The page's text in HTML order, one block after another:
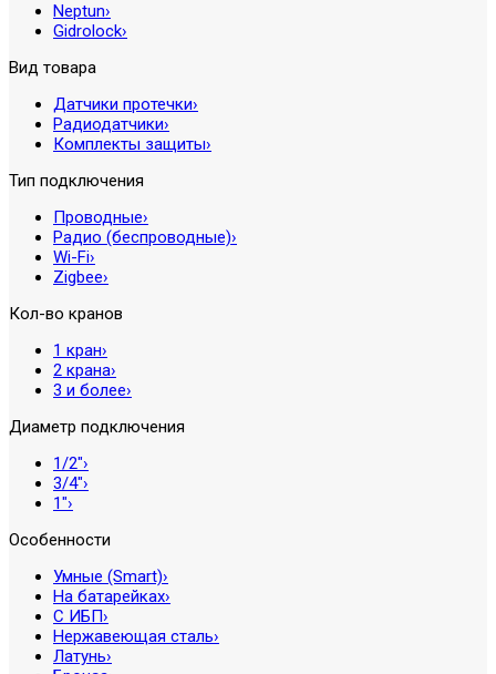
Neptun›
Gidrolock›
Вид товара
Датчики протечки›
Радиодатчики›
Комплекты защиты›
Тип подключения
Проводные›
Радио (беспроводные)›
Wi-Fi›
Zigbee›
Кол-во кранов
1 кран›
2 крана›
3 и более›
Диаметр подключения
1/2″›
3/4″›
1″›
Особенности
Умные (Smart)›
На батарейках›
С ИБП›
Нержавеющая сталь›
Латунь›